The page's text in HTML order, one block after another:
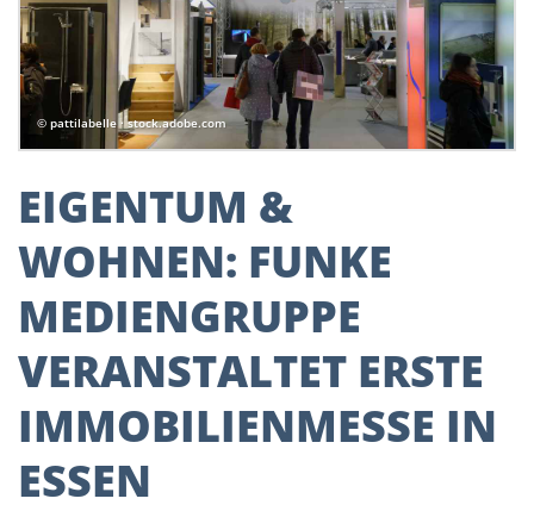
© pattilabelle · stock.adobe.com
EIGENTUM &
WOHNEN: FUNKE
MEDIENGRUPPE
VERANSTALTET ERSTE
IMMOBILIENMESSE IN
ESSEN